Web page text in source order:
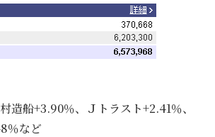
造船+3.90％、Ｊトラスト+2.41％、
％など